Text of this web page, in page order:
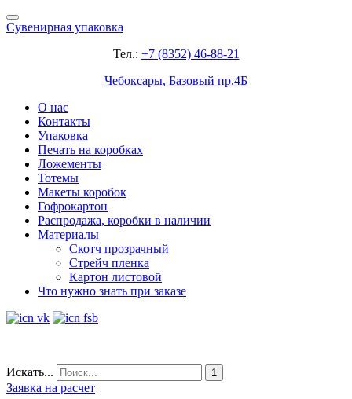
Сувенирная упаковка
Тел.: +7 (8352) 46-88-21
Чебоксары, Базовый пр.4Б
О нас
Контакты
Упаковка
Печать на коробках
Ложементы
Тотемы
Макеты коробок
Гофрокартон
Распродажа, коробки в наличии
Материалы
Скотч прозрачный
Стрейч пленка
Картон листовой
Что нужно знать при заказе
Искать... 1
Заявка на расчет